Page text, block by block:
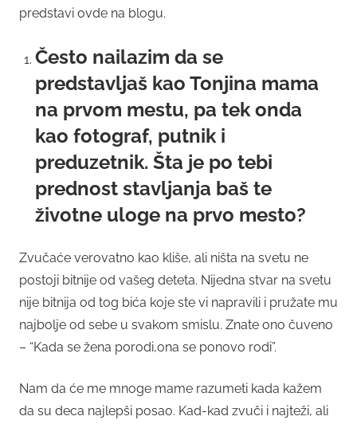
predstavi ovde na blogu.
Često nailazim da se
predstavljaš kao Tonjina mama
na prvom mestu, pa tek onda
kao fotograf, putnik i
preduzetnik. Šta je po tebi
prednost stavljanja baš te
životne uloge na prvo mesto?
Zvučaće verovatno kao kliše, ali ništa na svetu ne
postoji bitnije od vašeg deteta. Nijedna stvar na svetu
nije bitnija od tog bića koje ste vi napravili i pružate mu
najbolje od sebe u svakom smislu. Znate ono čuveno
– “Kada se žena porodi,ona se ponovo rodi”.
Nam da će me mnoge mame razumeti kada kažem
da su deca najlepši posao. Kad-kad zvuči i najteži, ali